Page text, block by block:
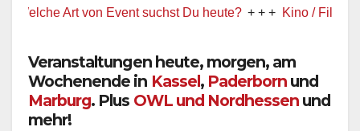
Art von Event suchst Du heute? + + + Kino / Film + + +
Veranstaltungen heute, morgen, am
Wochenende in Kassel, Paderborn und
Marburg. Plus OWL und Nordhessen und
mehr!